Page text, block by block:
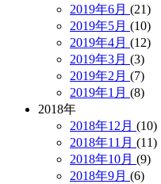
2019年6月 (21)
2019年5月 (10)
2019年4月 (12)
2019年3月 (3)
2019年2月 (7)
2019年1月 (8)
2018年
2018年12月 (10)
2018年11月 (11)
2018年10月 (9)
2018年9月 (6)